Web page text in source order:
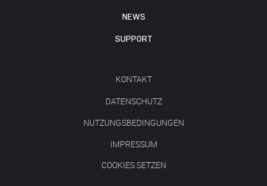
NEWS
SUPPORT
KONTAKT
DATENSCHUTZ
NUTZUNGSBEDINGUNGEN
IMPRESSUM
COOKIES SETZEN